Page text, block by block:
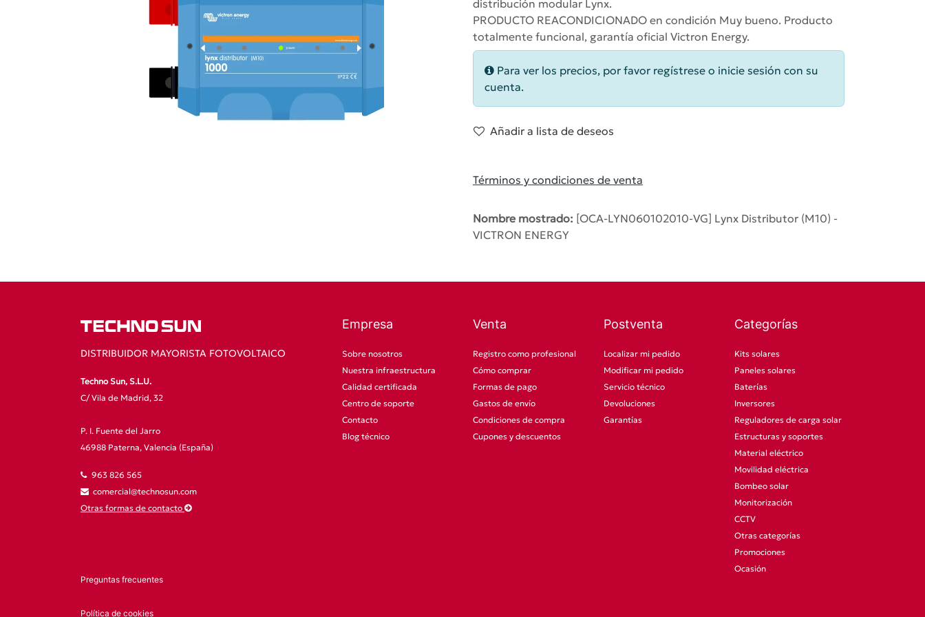
distribución modular Lynx.
PRODUCTO REACONDICIONADO en condición Muy bueno. Producto
totalmente funcional, garantía oficial Victron Energy.
Para ver los precios, por favor regístrese o inicie sesión con su
cuenta.
Añadir a lista de deseos
Términos y condiciones de venta
Nombre mostrado: [OCA-LYN060102010-VG] Lynx Distributor (M10) -
VICTRON ENERGY
DISTRIBUIDOR MAYORISTA FOTOVOLTAICO
Techno Sun, S.L.U.
C/ Vila de Madrid, 32
P. I. Fuente del Jarro
46988 Paterna, Valencia (España)
963 826 565
comercial@technosun.com
Otras formas de contacto
Preguntas frecuentes
Política de cookies
Empresa
Sobre nosotros
Nuestra infraestructura
Calidad certificada
Centro de soporte
Contacto
Blog técnico
Venta
Registro como profesional
Cómo comprar
Formas de pago
Gastos de envío
Condiciones de compra
Cupones y descuentos
Postventa
Localizar mi pedido
Modificar mi pedido
Servicio técnico
Devoluciones
Garantías
Categorías
Kits solares
Paneles solares
Baterías
Inversores
Reguladores de carga solar
Estructuras y soportes
Material eléctrico
Movilidad eléctrica
Bombeo solar
Monitorización
CCTV
Otras categorías
Promociones
Ocasión